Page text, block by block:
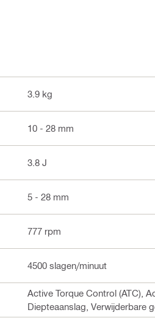
3.9 kg
10 - 28 mm
3.8 J
5 - 28 mm
777 rpm
4500 slagen/minuut
Active Torque Control (ATC),
Diepteaanslag, Verwijderbare